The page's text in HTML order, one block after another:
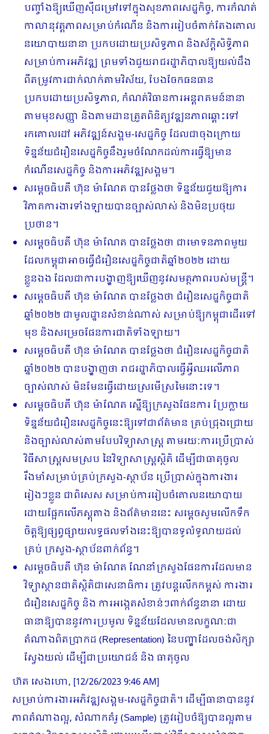
បញ្ចាំងឱ្យ​ឃើញ​ស៊ីជម្រៅទៅក្នុងសុខភាពសេដ្ឋកិច្ច, ការកំណត់
កាលានុវត្តភាពសម្រាប់កំណើន និង​ការរៀបចំតាក់តែងគោល
នយោបាយនានា ប្រកបដោយប្រសិទ្ធភាព និងស័ក្តិសិទ្ធិភាព​
សម្រាប់​ការអភិវឌ្ឍ ព្រមទាំងជួយរាជរដ្ឋាភិបាលឱ្យយល់ដឹង
ពីតម្រូវការជាក់លាក់តាមវិស័យ, បែងចែកធនធាន
ប្រកបដោយប្រសិទ្ធភាព, កំណត់វិធានការអន្តរាគមន៍​នានា
តាមមុខ​សញ្ញា និងតាមដានត្រួតពិនិត្យវឌ្ឍនភាពឆ្ពោះទៅ
រកគោលដៅ អភិវឌ្ឍន៍សង្គម-សេដ្ឋកិច្ច ដែលជាចុងក្រោយ
ទិន្នន័យជំរឿនសេដ្ឋកិច្ចនឹងរួមចំណែក​ដល់ការធ្វើឱ្យមាន
កំណើន​សេដ្ឋកិច្ច និងការអភិវឌ្ឍសង្គម។
សម្តេចធិបតី ហ៊ុន ម៉ាណែត បានថ្លែងថា ទិន្នន័យជួយឱ្យការ
វិភាគការងារទាំងឡាយបានច្បាស់លាស់ និងមិនប្រថុយ
ប្រថាន។
សម្តេចធិបតី ហ៊ុន ម៉ាណែត បានថ្លែងថា ជាមោទនភាពមួយ
ដែលកម្ពុជាអាចធ្វើជំរឿនសេដ្ឋកិច្ចជាតិឆ្នាំ២០២២ ដោយ
ខ្លួនឯង ដែលជាការបង្ហាញឱ្យឃើញនូវសមត្ថភាពរបស់មន្ត្រី។
សម្តេចធិបតី ហ៊ុន ម៉ាណែត បានថ្លែងថា ជំរឿនសេដ្ឋកិច្ចជាតិ
ឆ្នាំ២០២២ ជាមូលដ្ឋានសំខាន់ណាស់ សម្រាប់ឱ្យកម្ពុជាដើរទៅ
មុខ និងសម្រេចផែនការជាតិទាំងឡាយ។
សម្តេចធិបតី ហ៊ុន ម៉ាណែត បានថ្លែងថា ជំរឿនសេដ្ឋកិច្ចជាតិ
ឆ្នាំ២០២២ បានបង្ហាញថា រាជរដ្ឋាភិបាលធ្វើអ្វីឈរលើភាព
ច្បាស់លាស់ មិនមែនធ្វើដោយស្រមើស្រមៃនោះទេ។
សម្តេចធិបតី ហ៊ុន ម៉ាណែត ស្នើឱ្យក្រសួងផែនការ ប្រែក្លាយ
ទិន្នន័យជំរឿនសេដ្ឋកិច្ចនេះឱ្យទៅជាព័ត៌មាន គ្រប់ជ្រុងជ្រោយ
និងច្បាស់លាស់តាមបែបវិទ្យាសាស្ត្រ តាមរយៈការប្រើប្រាស់
វិធីសាស្ត្រសមស្រប នៃវិទ្យាសាស្ត្រស្ថិតិ ដើម្បីជាធាតុចូល
រឹងមាំសម្រាប់គ្រប់ក្រសួង-ស្ថាប័ន ប្រើប្រាស់ក្នុងការងារ
រៀងៗខ្លួន ជាពិសេស សម្រាប់ការរៀបចំគោលនយោបាយ
ដោយផ្អែកលើភស្តុតាង និងព័ត៌មាននេះ សម្តេចសូមលើកទឹក
ចិត្តឱ្យផ្សព្វផ្សាយលទ្ធផលទាំងនេះឱ្យបានទូលំទូលាយដល់
គ្រប់ ក្រសួង-ស្ថាប័នពាក់ព័ន្ធ។
សម្តេចធិបតី ហ៊ុន ម៉ាណែត ណែនាំក្រសួងផែនការដែលមាន
វិទ្យាស្ថានជាតិស្ថិតិជាសេនាធិការ ត្រូវបន្តលើកកម្ពស់ ការងារ
ជំរឿនសេដ្ឋកិច្ច និង ការអង្កេតសំខាន់ៗពាក់ព័ន្ធនានា ដោយ
ធានាឱ្យបាននូវការប្រមូល ទិន្នន័យដែលមានលក្ខណៈជា
តំណាងពិតប្រាកដ (Representation) នៃបញ្ហាដែលចង់សិក្សា
ស្វែងយល់ ដើម្បីជាប្រយោជន៍ និង ធាតុចូល
ហ៊ត សេងហោ, [12/26/2023 9:46 AM]
សម្រាប់ការងារអភិវឌ្ឍសង្គម-សេដ្ឋកិច្ចជាតិ។ ដើម្បីធានាបាននូវ
ភាពតំណាងល្អ, សំណាកគំរូ (Sample) ត្រូវរៀបចំឱ្យបានល្អតាម